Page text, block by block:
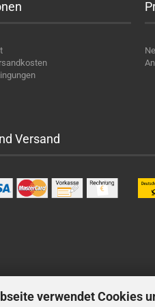
verwendet Cookies
Versand